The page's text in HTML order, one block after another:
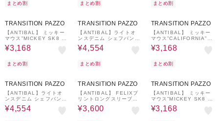
まとめ割 まとめ割 まとめ割
TRANSITION PAZZO
【ANTIBAL】 ミッキー
マウス”MICKEY SK8 C
ALIFORNIA”プリント シ
ョートスリーブBIGTシ
¥3,168
まとめ割
TRANSITION PAZZO
【ANTIBAL】ライトオ
ンスデニム シェフパンツ
サンドケミカルウォッシ
ュデニムパンツ
¥4,554
まとめ割
TRANSITION PAZZO
【ANTIBAL】 ミッキー
マウス”CALIFORNIA”プ
リント ショートスリーブ
BIGTシャツ
¥3,168
まとめ割
TRANSITION PAZZO
【ANTIBAL】ライトオ
ンスデニム シェフパンツ
サンドケミカルウォッシ
ュデニムパンツ
¥4,554
TRANSITION PAZZO
【ANTIBAL】 FELIXプ
リントロングスリーブTE
E プリント ロンT
¥3,600
TRANSITION PAZZO
【ANTIBAL】 ミッキー
マウス”MICKEY SK8 C
ALIFORNIA”プリント シ
ョートスリーブBIGTシ
¥3,168